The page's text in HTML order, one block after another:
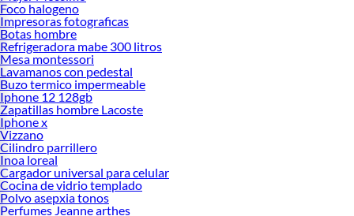
Foco halogeno
Impresoras fotograficas
Botas hombre
Refrigeradora mabe 300 litros
Mesa montessori
Lavamanos con pedestal
Buzo termico impermeable
Iphone 12 128gb
Zapatillas hombre Lacoste
Iphone x
Vizzano
Cilindro parrillero
Inoa loreal
Cargador universal para celular
Cocina de vidrio templado
Polvo asepxia tonos
Perfumes Jeanne arthes